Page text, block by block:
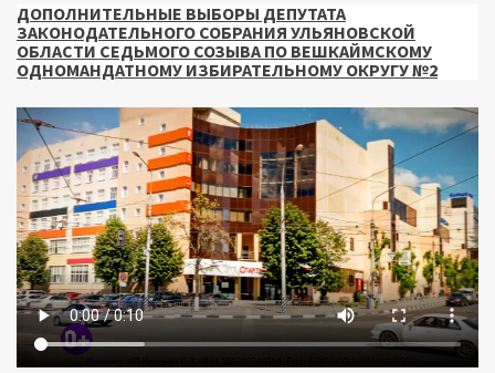
ДОПОЛНИТЕЛЬНЫЕ ВЫБОРЫ ДЕПУТАТА
ЗАКОНОДАТЕЛЬНОГО СОБРАНИЯ УЛЬЯНОВСКОЙ
ОБЛАСТИ СЕДЬМОГО СОЗЫВА ПО ВЕШКАЙМСКОМУ
ОДНОМАНДАТНОМУ ИЗБИРАТЕЛЬНОМУ ОКРУГУ №2